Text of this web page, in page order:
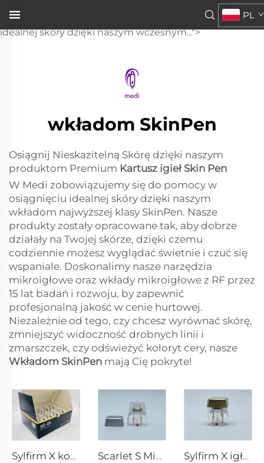
Firma Medi zobowiązuje się do pomocy w osiągnięciu
idealnej skóry dzięki naszym wczesnym...">
PL
wkładom SkinPen
Osiągnij Nieskazitelną Skórę dzięki naszym
produktom Premium Kartusz igieł Skin Pen
W Medi zobowiązujemy się do pomocy w
osiągnięciu idealnej skóry dzięki naszym
wkładom najwyższej klasy SkinPen. Nasze
produkty zostały opracowane tak, aby dobrze
działały na Twojej skórze, dzięki czemu
codziennie możesz wyglądać świetnie i czuć się
wspaniale. Doskonalimy nasze narzędzia
mikroigłowe oraz wkłady mikroigłowe z RF przez
15 lat badań i rozwoju, by zapewnić
profesjonalną jakość w cenie hurtowej.
Niezależnie od tego, czy chcesz wyrównać skórę,
zmniejszyć widoczność drobnych linii i
zmarszczek, czy odświeżyć koloryt cery, nasze
Wkładom SkinPen mają Cię pokryte!
Sylfirm X końcówki do mikroigłowania rf XE-25 Scarlet S Mikroigłowanie rf dwubiegunowe elektrody zużywalne końcówki 25pin Sylfirm X igłowanie mikroigłowe pielęgnacja skóry końcówki sylfirm X X-25